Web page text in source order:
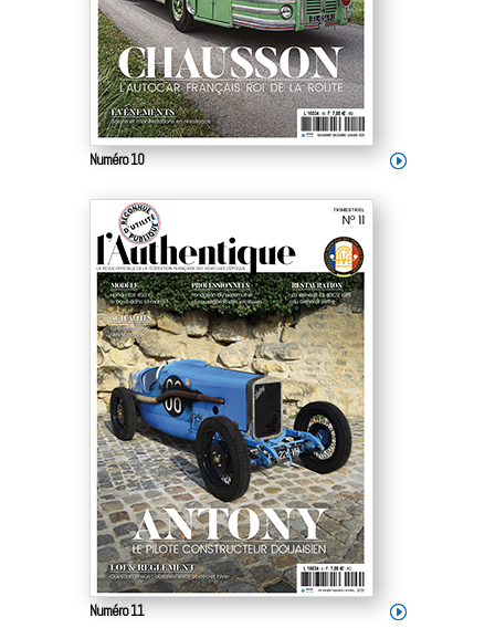
Numéro 10
Numéro 11